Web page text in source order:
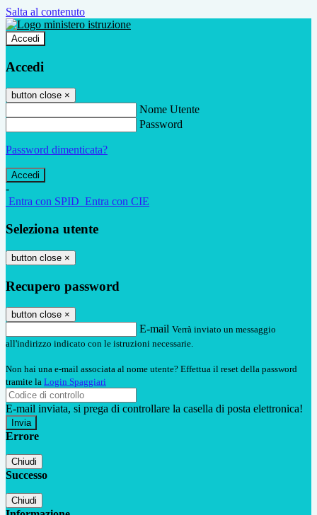
Salta al contenuto
Accedi
Accedi
button close ×
Nome Utente
Password
Password dimenticata?
-
Entra con SPID Entra con CIE
Seleziona utente
button close ×
Recupero password
button close ×
E-mail Verrà inviato un messaggio
all'indirizzo indicato con le istruzioni necessarie.
Non hai una e-mail associata al nome utente? Effettua il reset della password
tramite la Login Spaggiari
E-mail inviata, si prega di controllare la casella di posta elettronica!
Errore
Chiudi
Successo
Chiudi